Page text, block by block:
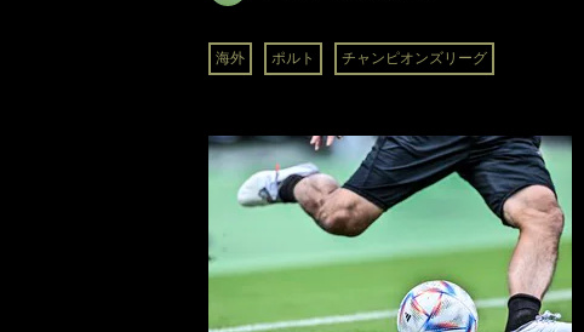
海外 ポルト チャンピオンズリーグ